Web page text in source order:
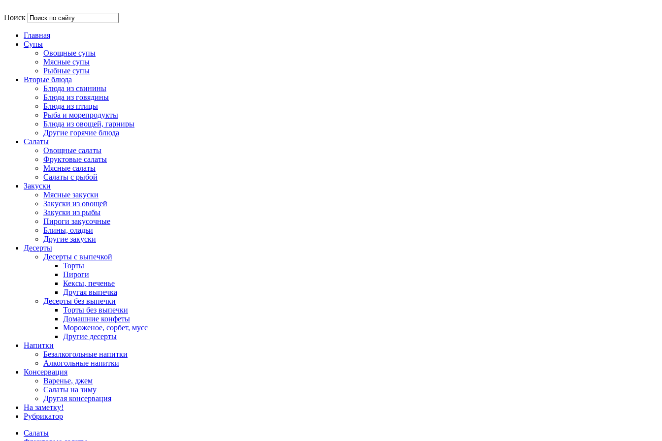
Поиск
Главная
Супы
Овощные супы
Мясные супы
Рыбные супы
Вторые блюда
Блюда из свинины
Блюда из говядины
Блюда из птицы
Рыба и морепродукты
Блюда из овощей, гарниры
Другие горячие блюда
Салаты
Овощные салаты
Фруктовые салаты
Мясные салаты
Салаты с рыбой
Закуски
Мясные закуски
Закуски из овощей
Закуски из рыбы
Пироги закусочные
Блины, оладьи
Другие закуски
Десерты
Десерты с выпечкой
Торты
Пироги
Кексы, печенье
Другая выпечка
Десерты без выпечки
Торты без выпечки
Домашние конфеты
Мороженое, сорбет, мусс
Другие десерты
Напитки
Безалкогольные напитки
Алкогольные напитки
Консервация
Варенье, джем
Салаты на зиму
Другая консервация
На заметку!
Рубрикатор
Салаты